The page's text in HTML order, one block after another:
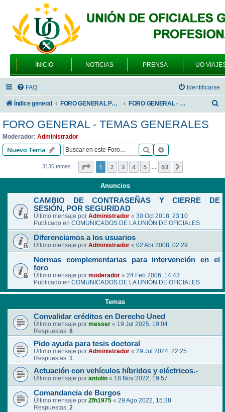
INICIO NOTICIAS PRENSA UO
FAQ Identificarse
Índice general FORO GENERAL PARA TODOS LOS USUARIOS FORO GENERAL - TEMAS GENERALES
FORO GENERAL - TEMAS GENERALES
Moderador: Administrador
Nuevo Tema Buscar
3135 temas Página de 63
1 2 3 4 5 … 63
Anuncios
CAMBIO DE CONTRASEÑAS Y CIERRE DE
SESIÓN, POR SEGURIDAD
Último mensaje por Administrador « 30 Oct 2018, 23:10
Publicado en COMUNICADOS DE LA UNIÓN DE OFICIALES
Diferenciamos a los usuarios
Último mensaje por Administrador « 02 Abr 2008, 02:29
Normas complementarias para intervención en el
foro
Último mensaje por moderador « 24 Feb 2006, 14:43
Publicado en COMUNICADOS DE LA UNIÓN DE OFICIALES
Temas
Convalidar créditos en Derecho Uned
Último mensaje por messer « 19 Jul 2025, 19:04
Respuestas: 8
Pido ayuda para tesis doctoral
Último mensaje por Administrador « 29 Jul 2024, 22:25
Respuestas: 1
Actuación con vehículos híbridos y eléctricos.-
Último mensaje por antolin « 18 Nov 2022, 19:57
Comandancia de Burgos
Último mensaje por Zfh1975 « 29 Ago 2022, 15:38
Respuestas: 2